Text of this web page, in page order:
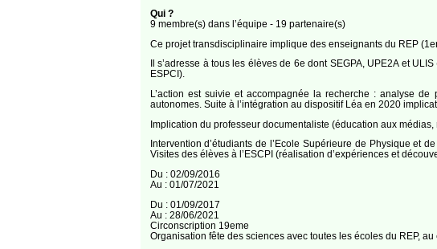
Qui ?
9 membre(s) dans l’équipe - 19 partenaire(s)
Ce projet transdisciplinaire implique des enseignants du REP (1er
Il s’adresse à tous les élèves de 6e dont SEGPA, UPE2A et
ESPCI).
L’action est suivie et accompagnée la recherche : analyse
autonomes. Suite à l’intégration au dispositif Léa en 2020
Implication du professeur documentaliste (éducation aux
Intervention d’étudiants de l’Ecole Supérieure de Physique et
Visites des élèves à l’ESCPI (réalisation d’expériences et
Du : 02/09/2016
Au : 01/07/2021
Du : 01/09/2017
Au : 28/06/2021
Circonscription 19eme
Organisation fête des sciences avec toutes les écoles du REP,